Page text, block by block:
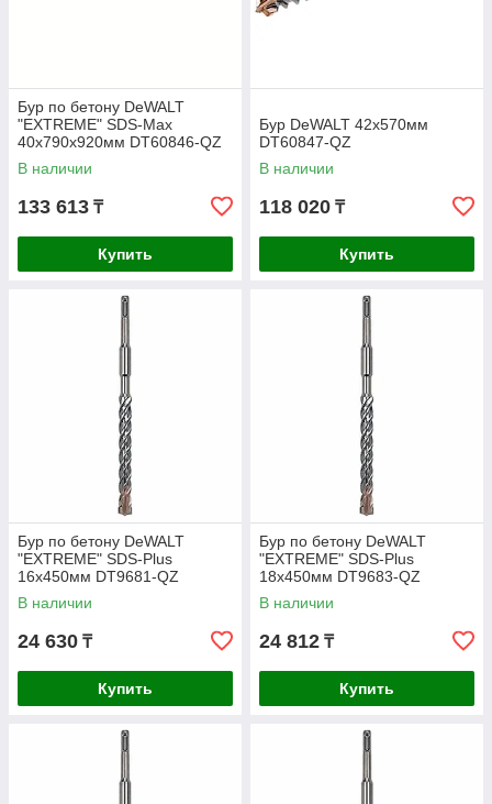
Бур по бетону DeWALT
"EXTREME" SDS-Max
40х790х920мм DT60846-QZ
В наличии
133 613 ₸
Купить
Бур DeWALT 42x570мм
DT60847-QZ
В наличии
118 020 ₸
Купить
Бур по бетону DeWALT
"EXTREME" SDS-Plus
16х450мм DT9681-QZ
В наличии
24 630 ₸
Купить
Бур по бетону DeWALT
"EXTREME" SDS-Plus
18х450мм DT9683-QZ
В наличии
24 812 ₸
Купить